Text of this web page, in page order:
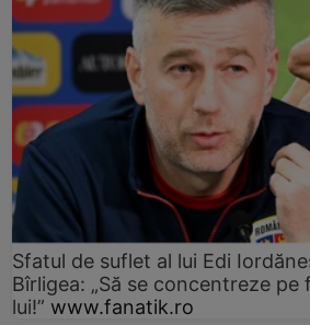
Sfatul de suflet al lui Edi
Bîrligea: „Să se concentreze
lui!” www.fanatik.ro